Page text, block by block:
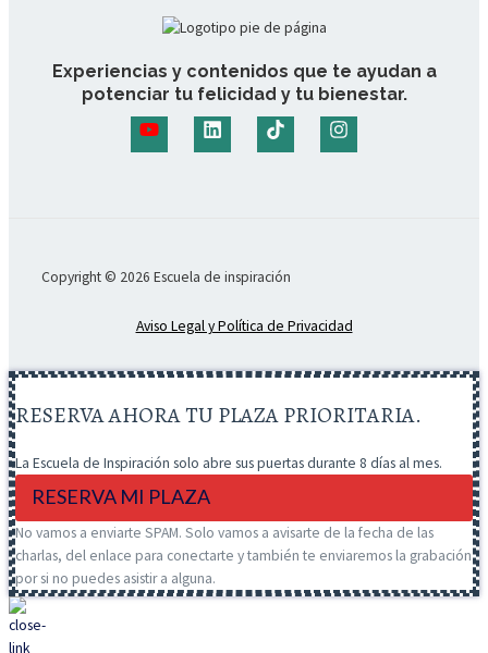
Experiencias y contenidos que te ayudan a
potenciar tu felicidad y tu bienestar.
Copyright © 2026 Escuela de inspiración
Aviso Legal y Política de Privacidad
RESERVA AHORA TU PLAZA PRIORITARIA.
La Escuela de Inspiración solo abre sus puertas durante 8 días al mes.
RESERVA MI PLAZA
No vamos a enviarte SPAM. Solo vamos a avisarte de la fecha de las
charlas, del enlace para conectarte y también te enviaremos la grabación
por si no puedes asistir a alguna.